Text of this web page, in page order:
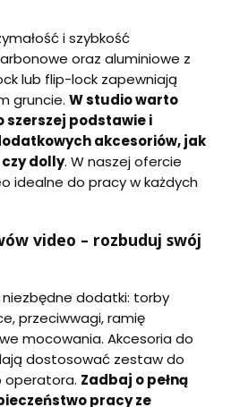
i szybkość
oraz aluminiowe z
lub flip-lock zapewniają
gruncie. W studio warto
szerszej podstawie i
akcesoriów, jak
dolly. W naszej ofercie
idealne do pracy w każdych
video – rozbuduj swój
niezbędne dodatki: torby
przeciwwagi, ramię
mocowania. Akcesoria do
dostosować zestaw do
operatora. Zadbaj o pełną
pracy ze